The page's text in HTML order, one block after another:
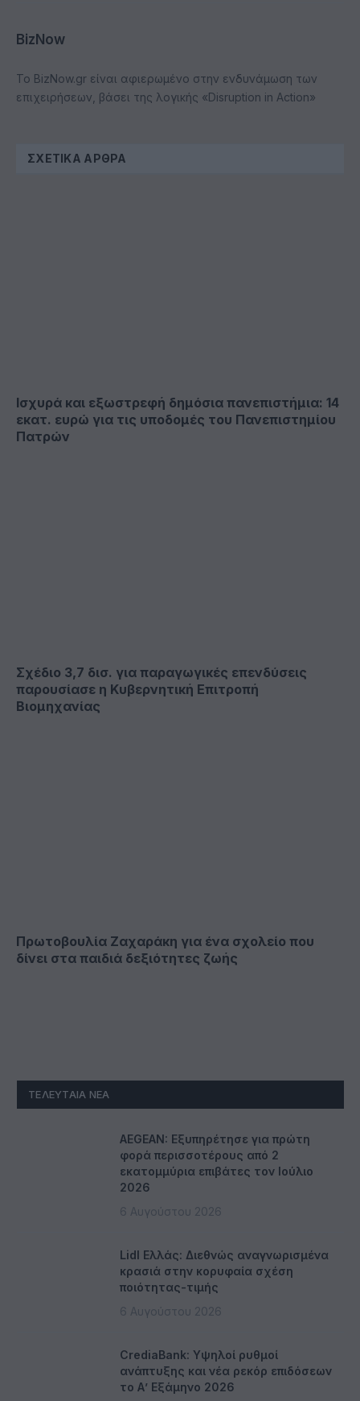
BizNow
Το BizNow.gr είναι αφιερωμένο στην ενδυνάμωση των
επιχειρήσεων, βάσει της λογικής «Disruption in Action»
ΣΧΕΤΙΚΆ ΆΡΘΡΑ
Ισχυρά και εξωστρεφή δημόσια πανεπιστήμια: 14
εκατ. ευρώ για τις υποδομές του Πανεπιστημίου
Πατρών
Σχέδιο 3,7 δισ. για παραγωγικές επενδύσεις
παρουσίασε η Κυβερνητική Επιτροπή
Βιομηχανίας
Πρωτοβουλία Ζαχαράκη για ένα σχολείο που
δίνει στα παιδιά δεξιότητες ζωής
ΤΕΛΕΥΤΑΊΑ ΝΈΑ
AEGEAN: Εξυπηρέτησε για πρώτη
φορά περισσοτέρους από 2
εκατομμύρια επιβάτες τον Ιούλιο
2026
6 Αυγούστου 2026
Lidl Ελλάς: Διεθνώς αναγνωρισμένα
κρασιά στην κορυφαία σχέση
ποιότητας-τιμής
6 Αυγούστου 2026
CrediaBank: Υψηλοί ρυθμοί
ανάπτυξης και νέα ρεκόρ επιδόσεων
το Α’ Εξάμηνο 2026